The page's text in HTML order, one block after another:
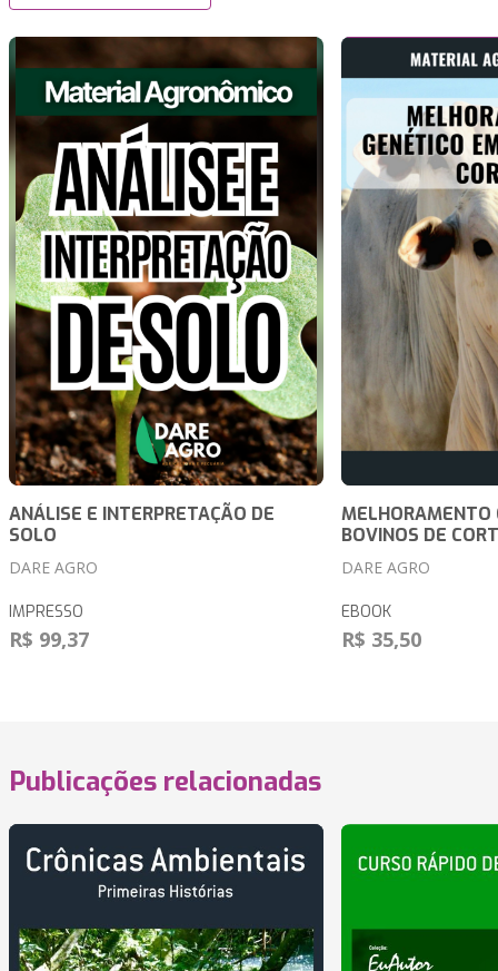
ANÁLISE E INTERPRETAÇÃO DE
SOLO
DARE AGRO
IMPRESSO
R$ 99,37
MELHORAMENTO
BOVINOS DE
DARE AGRO
EBOOK
R$ 35,50
Publicações relacionadas